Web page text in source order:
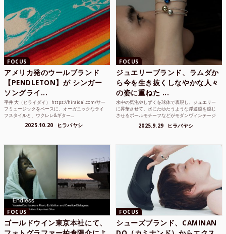
FOCUS
アメリカ発のウールブランド
【PENDLETON】が シンガー
ソングライ...
平井 大（ヒライダイ） https://hiraidai.com/サー
フミュージックをベースに、オーガニックなライ
フスタイルと、ウクレレ&ギター...
2025.10.20 ヒラバヤシ
FOCUS
ジュエリーブランド、ラムダか
ら今を生き抜くしなやかな人々
の姿に重ねた ...
水中の気泡やしずくを球体で表現し、ジュエリー
に昇華させて、水にたゆたうような浮遊感を感じ
させるボールモチーフなどがモダンヴィンテージ
2025.9.29 ヒラバヤシ
FOCUS
ゴールドウイン東京本社にて、
FOCUS
シューズブランド、CAMINAN